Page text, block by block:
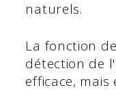
naturels.
La fonction
détection de
efficace,